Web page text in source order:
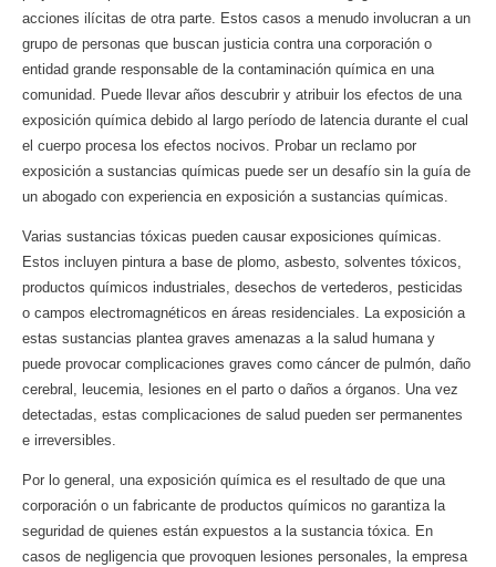
acciones ilícitas de otra parte. Estos casos a menudo involucran a un
grupo de personas que buscan justicia contra una corporación o
entidad grande responsable de la contaminación química en una
comunidad. Puede llevar años descubrir y atribuir los efectos de una
exposición química debido al largo período de latencia durante el cual
el cuerpo procesa los efectos nocivos. Probar un reclamo por
exposición a sustancias químicas puede ser un desafío sin la guía de
un abogado con experiencia en exposición a sustancias químicas.
Varias sustancias tóxicas pueden causar exposiciones químicas.
Estos incluyen pintura a base de plomo, asbesto, solventes tóxicos,
productos químicos industriales, desechos de vertederos, pesticidas
o campos electromagnéticos en áreas residenciales. La exposición a
estas sustancias plantea graves amenazas a la salud humana y
puede provocar complicaciones graves como cáncer de pulmón, daño
cerebral, leucemia, lesiones en el parto o daños a órganos. Una vez
detectadas, estas complicaciones de salud pueden ser permanentes
e irreversibles.
Por lo general, una exposición química es el resultado de que una
corporación o un fabricante de productos químicos no garantiza la
seguridad de quienes están expuestos a la sustancia tóxica. En
casos de negligencia que provoquen lesiones personales, la empresa